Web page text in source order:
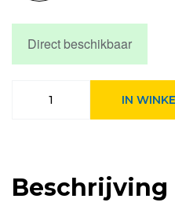
Direct beschikbaar
shoppertas
wit/zwar
Zwart-
IN
Beschrijving